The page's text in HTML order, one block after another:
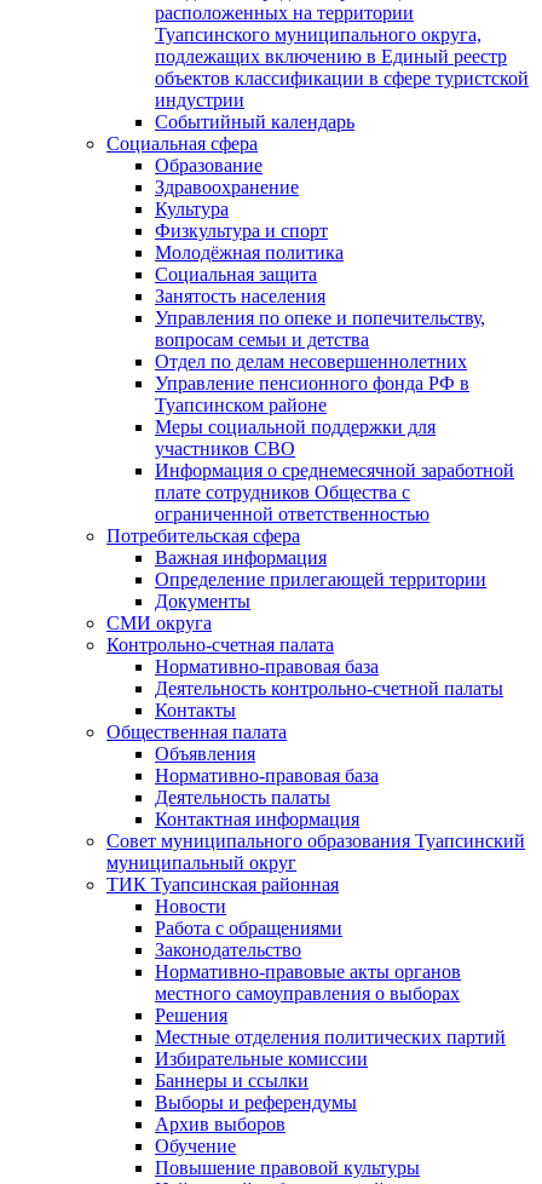
расположенных на территории
Туапсинского муниципального округа,
подлежащих включению в Единый реестр
объектов классификации в сфере туристской
индустрии
Событийный календарь
Социальная сфера
Образование
Здравоохранение
Культура
Физкультура и спорт
Молодёжная политика
Социальная защита
Занятость населения
Управления по опеке и попечительству,
вопросам семьи и детства
Отдел по делам несовершеннолетних
Управление пенсионного фонда РФ в
Туапсинском районе
Меры социальной поддержки для
участников СВО
Информация о среднемесячной заработной
плате сотрудников Общества с
ограниченной ответственностью
Потребительская сфера
Важная информация
Определение прилегающей территории
Документы
СМИ округа
Контрольно-счетная палата
Нормативно-правовая база
Деятельность контрольно-счетной палаты
Контакты
Общественная палата
Объявления
Нормативно-правовая база
Деятельность палаты
Контактная информация
Совет муниципального образования Туапсинский
муниципальный округ
ТИК Туапсинская районная
Новости
Работа с обращениями
Законодательство
Нормативно-правовые акты органов
местного самоуправления о выборах
Решения
Местные отделения политических партий
Избирательные комиссии
Баннеры и ссылки
Выборы и референдумы
Архив выборов
Обучение
Повышение правовой культуры